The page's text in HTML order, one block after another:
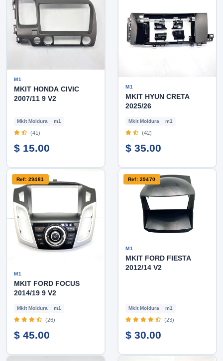
M1
MKIT HONDA CIVIC
2007/11 9 V2
Mkit Moldura m1
(41)
$ 15.00
M1
MKIT HYUN CRETA
2025/26
Mkit Moldura m1
(42)
$ 35.00
Ref: 29481
M1
MKIT FORD FOCUS
2014/19 9 V2
Mkit Moldura m1
(26)
$ 45.00
Ref: 29470
M1
MKIT FORD FIESTA
2012/14 V2
Mkit Moldura m1
(23)
$ 30.00